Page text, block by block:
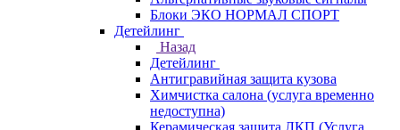
Блоки ЭКО НОРМАЛ СПОРТ
Детейлинг
Назад
Детейлинг
Антигравийная защита кузова
Химчистка салона (услуга временно
недоступна)